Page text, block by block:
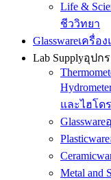
Life &
ชีววิทยา
Glasswareเครื่อ
Lab Supplyอุปก
และไฮโด
Glassware
Plasticware
Metal and